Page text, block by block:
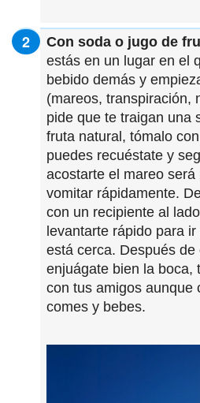
Con soda o jugo de
estás en un lugar en el
bebido demás y
(mareos, transpiración,
pide que te traigan una
fruta natural, tómalo
puedes recuéstate y
acostarte el mareo
vomitar rápidamente.
con un recipiente al
levantarte rápido para
está cerca. Después
enjuágate bien la boca,
con tus amigos aunque
comes y bebes.